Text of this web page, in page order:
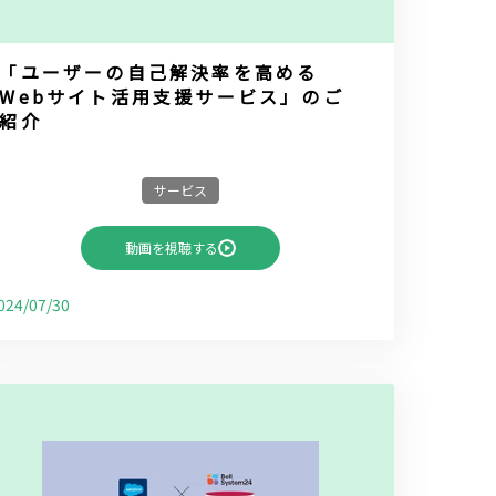
「ユーザーの自己解決率を高める
Webサイト活用支援サービス」のご
紹介
サービス
動画を視聴する
07/30